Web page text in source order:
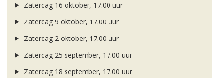
Zaterdag 16 oktober, 17.00 uur
Zaterdag 9 oktober, 17.00 uur
Zaterdag 2 oktober, 17.00 uur
Zaterdag 25 september, 17.00 uur
Zaterdag 18 september, 17.00 uur